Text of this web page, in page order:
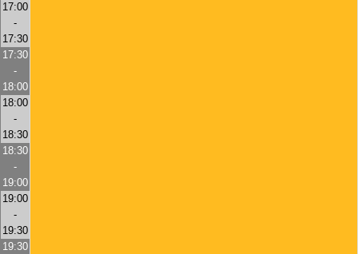
17:00
-
17:30
17:30
-
18:00
18:00
-
18:30
18:30
-
19:00
19:00
-
19:30
19:30